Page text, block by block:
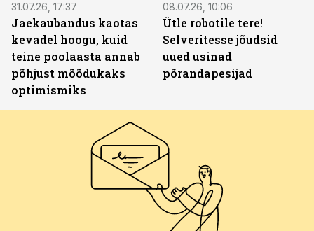
31.07.26, 17:37
Jaekaubandus kaotas
kevadel hoogu, kuid
teine poolaasta annab
põhjust mõõdukaks
optimismiks
08.07.26, 10:06
Ütle robotile tere!
Selveritesse jõudsid
uued usinad
põrandapesijad